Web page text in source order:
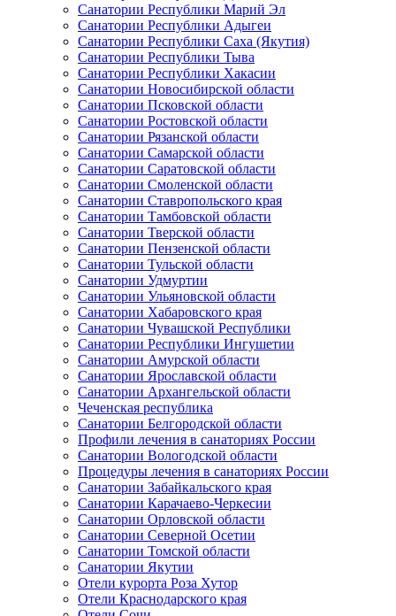
Санатории Республики Марий Эл
Санатории Республики Адыгеи
Санатории Республики Саха (Якутия)
Санатории Республики Тыва
Санатории Республики Хакасии
Санатории Новосибирской области
Санатории Псковской области
Санатории Ростовской области
Санатории Рязанской области
Санатории Самарской области
Санатории Саратовской области
Санатории Смоленской области
Санатории Ставропольского края
Санатории Тамбовской области
Санатории Тверской области
Санатории Пензенской области
Санатории Тульской области
Санатории Удмуртии
Санатории Ульяновской области
Санатории Хабаровского края
Санатории Чувашской Республики
Санатории Республики Ингушетии
Санатории Амурской области
Санатории Ярославской области
Санатории Архангельской области
Чеченская республика
Санатории Белгородской области
Профили лечения в санаториях России
Санатории Вологодской области
Процедуры лечения в санаториях России
Санатории Забайкальского края
Санатории Карачаево-Черкесии
Санатории Орловской области
Санатории Северной Осетии
Санатории Томской области
Санатории Якутии
Отели курорта Роза Хутор
Отели Краснодарского края